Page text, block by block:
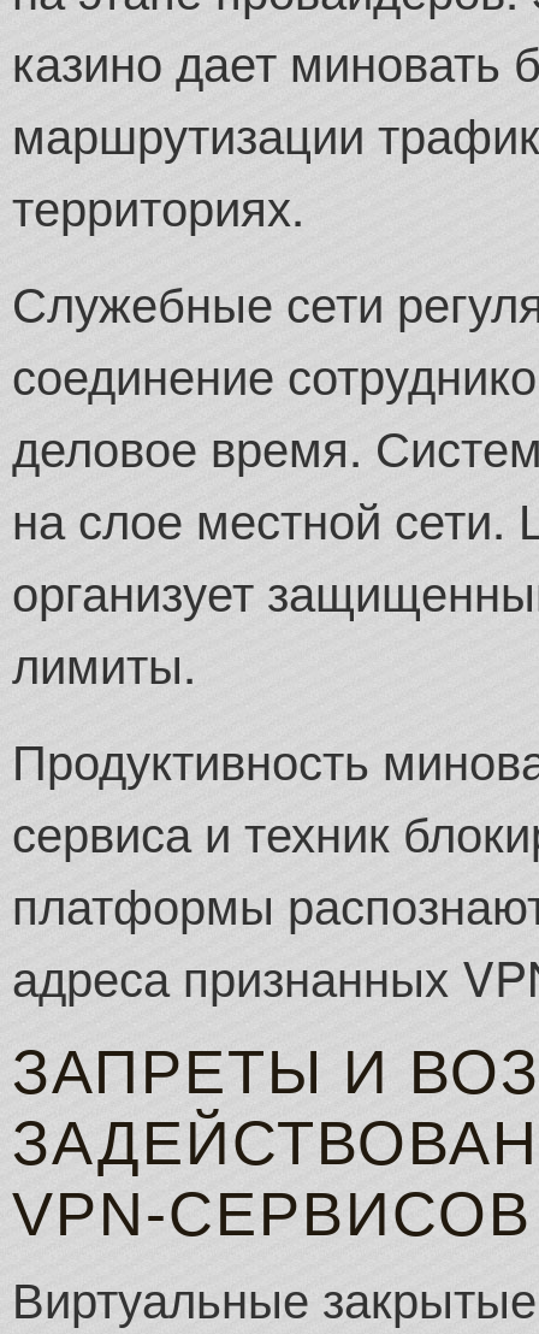
казино дает миновать
маршрутизации
территориях.
Служебные сети
соединение
деловое время.
на слое местной
организует
лимиты.
Продуктивность
сервиса и техник
платформы
адреса признанных
ЗАПРЕТЫ И
VPN‑СЕРВИСОВ
Виртуальные